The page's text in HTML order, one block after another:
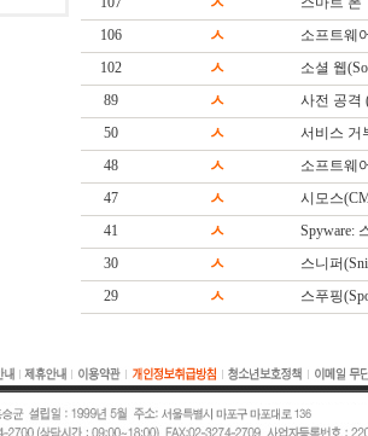
106
ㅅ
소프트웨
102
ㅅ
소셜 웹
89
ㅅ
사전 공격
50
ㅅ
서비스 거
48
ㅅ
소프트웨
47
ㅅ
시모스
41
ㅅ
Spyware:
30
ㅅ
스니퍼
29
ㅅ 스푸핑